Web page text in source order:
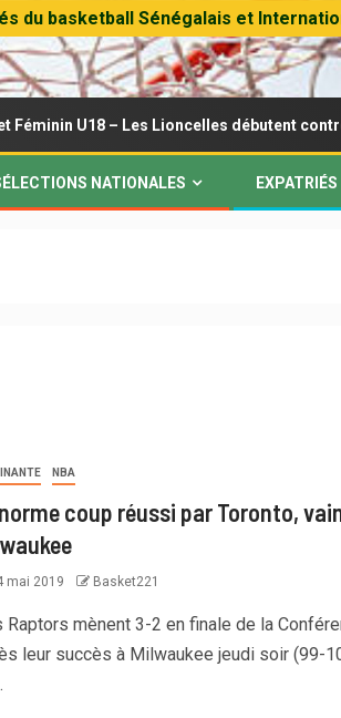
du basketball Sénégalais et
Les Lioncelles débutent contre le
NATIONALES EXPATRIÉS
NBA
coup réussi par Toronto,
mai 2019 Basket221
Raptors mènent 3-2 en finale de la
leur succès à Milwaukee jeudi soir (99-